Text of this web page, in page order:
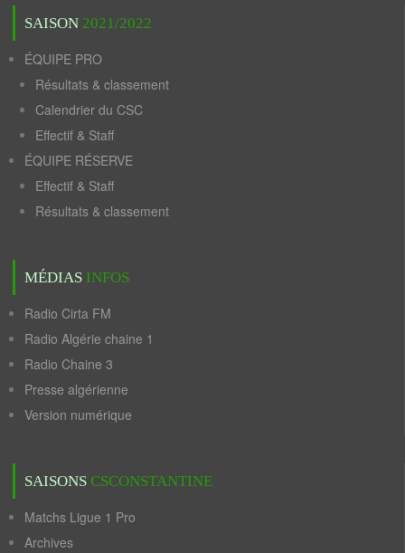
SAISON 2021/2022
ÉQUIPE PRO
Résultats & classement
Calendrier du CSC
Effectif & Staff
ÉQUIPE RÉSERVE
Effectif & Staff
Résultats & classement
MÉDIAS INFOS
Radio Cirta FM
Radio Algérie chaine 1
Radio Chaine 3
Presse algérienne
Version numérique
SAISONS CSCONSTANTINE
Matchs Ligue 1 Pro
Archives